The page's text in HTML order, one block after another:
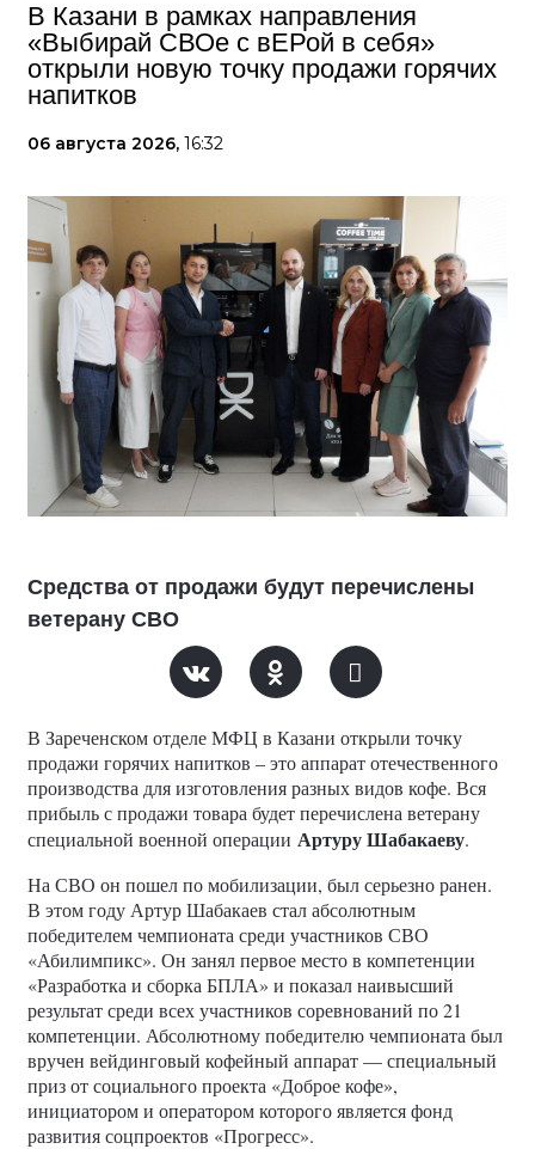
В Казани в рамках направления
«Выбирай СВОе с вЕРой в себя»
открыли новую точку продажи горячих
напитков
06 августа 2026, 16:32
Средства от продажи будут перечислены
ветерану СВО
В Зареченском отделе МФЦ в Казани открыли точку
продажи горячих напитков – это аппарат отечественного
производства для изготовления разных видов кофе. Вся
прибыль с продажи товара будет перечислена ветерану
специальной военной операции Артуру Шабакаеву.
На СВО он пошел по мобилизации, был серьезно ранен.
В этом году Артур Шабакаев стал абсолютным
победителем чемпионата среди участников СВО
«Абилимпикс». Он занял первое место в компетенции
«Разработка и сборка БПЛА» и показал наивысший
результат среди всех участников соревнований по 21
компетенции. Абсолютному победителю чемпионата был
вручен вейдинговый кофейный аппарат — специальный
приз от социального проекта «Доброе кофе»,
инициатором и оператором которого является фонд
развития соцпроектов «Прогресс».